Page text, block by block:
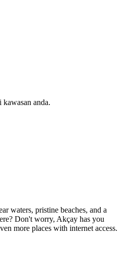
anda.
waters, pristine beaches, and a
Don't worry, Akçay has you
more places with internet access.